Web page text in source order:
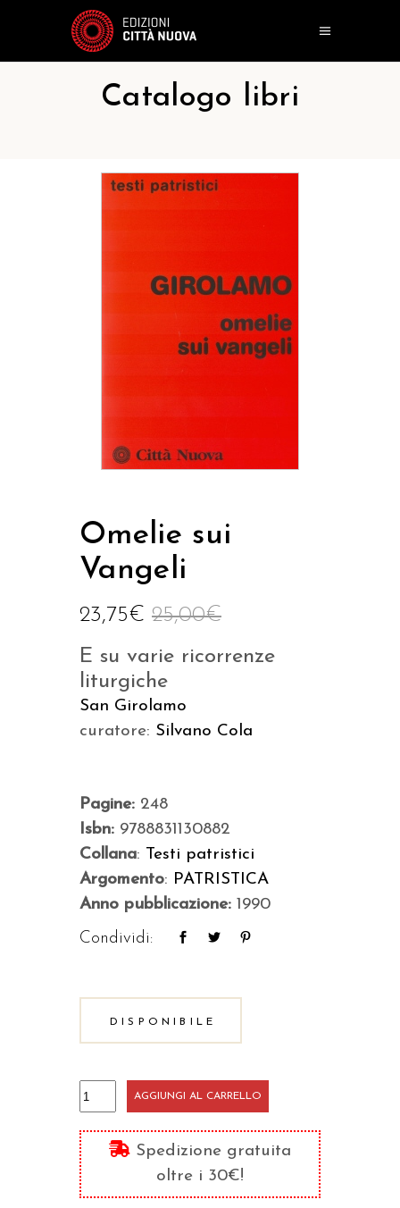
Catalogo libri
Omelie sui
Vangeli
25,00€
23,75€
E su varie ricorrenze
liturgiche
San Girolamo
curatore: Silvano Cola
Pagine: 248
Isbn: 9788831130882
Collana: Testi patristici
Argomento: PATRISTICA
Anno pubblicazione: 1990
Condividi:
DISPONIBILE
Omelie
sui
Vangeli
quantità
AGGIUNGI AL CARRELLO
Spedizione gratuita
oltre i 30€!